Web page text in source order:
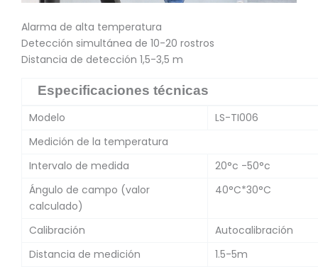
Alarma de alta temperatura
Detección simultánea de 10-20 rostros
Distancia de detección 1,5-3,5 m
Especificaciones técnicas
Modelo
LS-TI006
Medición de la temperatura
Intervalo de medida
20°c -50°c
Ángulo de campo (valor
calculado)
40°C*30°C
Calibración
Autocalibración
Distancia de medición
1.5-5m